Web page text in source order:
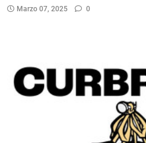
Marzo 07, 2025 0